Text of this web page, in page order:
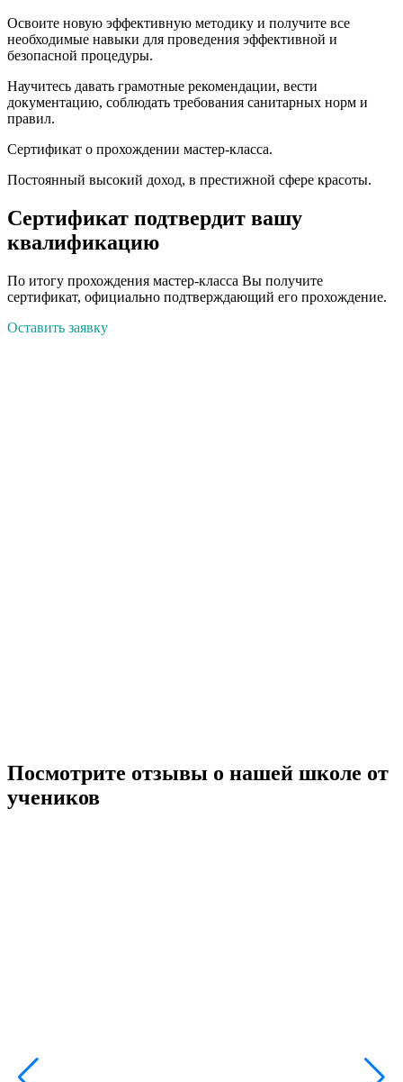
Освоите новую эффективную методику и получите все
необходимые навыки для проведения эффективной и
безопасной процедуры.
Научитесь давать грамотные рекомендации, вести
документацию, соблюдать требования санитарных норм и
правил.
Сертификат о прохождении мастер-класса.
Постоянный высокий доход, в престижной сфере красоты.
Сертификат подтвердит вашу
квалификацию
По итогу прохождения мастер-класса Вы получите
сертификат, официально подтверждающий его прохождение.
Оставить заявку
Посмотрите отзывы о нашей школе от
учеников